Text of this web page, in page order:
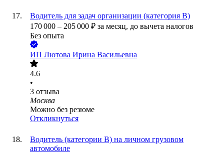
Водитель для задач организации (категория В)
170 000 – 205 000 ₽ за месяц, до вычета налогов
Без опыта
ИП Лютова Ирина Васильевна
4.6
•
3 отзыва
Москва
Можно без резюме
Откликнуться
Водитель (категории В) на личном грузовом
автомобиле